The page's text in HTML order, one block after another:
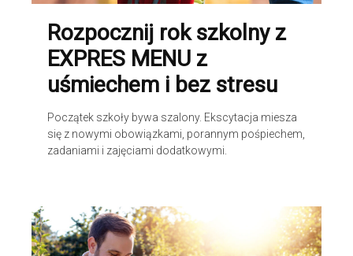
Rozpocznij rok szkolny z
EXPRES MENU z
uśmiechem i bez stresu
Początek szkoły bywa szalony. Ekscytacja miesza
się z nowymi obowiązkami, porannym pośpiechem,
zadaniami i zajęciami dodatkowymi.